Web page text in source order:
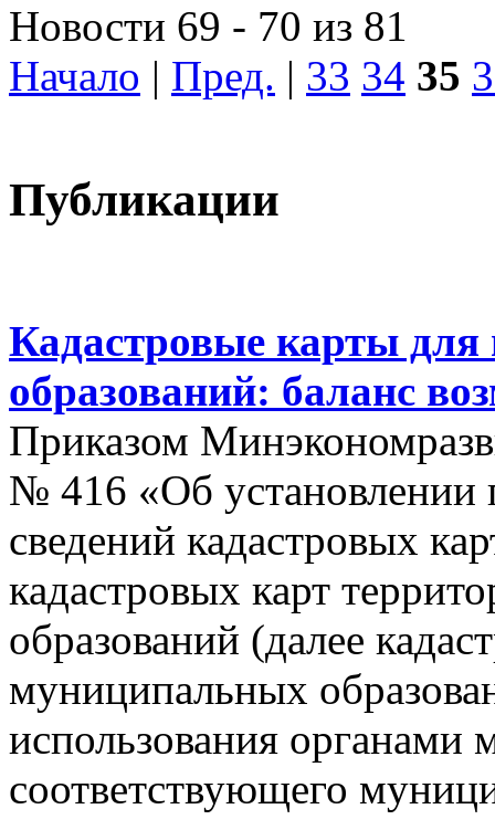
Новости 69 - 70 из 81
Начало | Пред. | 33 34 35
Публикации
Кадастровые карты
образований: баланс
Приказом
№ 416 «Об установлении
сведений кадастровых
кадастровых карт
образований (далее
муниципальных
использования органами
соответствующего